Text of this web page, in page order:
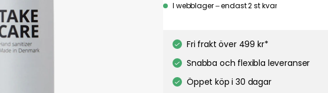
I webblager – endast 2 st kvar
Fri frakt över 499 kr*
Snabba och flexibla leveranser
Öppet köp i 30 dagar
We use cookies to personalize content and ads, and to analyze our traffic. You have the right and option to
non-essential cookies while using our site. However, blocking certain cookies may affect your experience
website.
Accept All Cookies
Cookie Settings